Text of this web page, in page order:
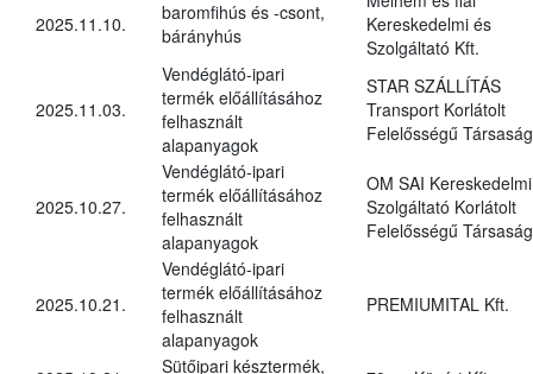
2025.11.10.
baromfihús és -csont,
bárányhús
Kereskedelmi és
Szolgáltató Kft.
2025.11.03.
Vendéglátó-ipari
termék előállításához
felhasznált
alapanyagok
STAR SZÁLLÍTÁS
Transport Korlátolt
Felelősségű Társaság
2025.10.27.
Vendéglátó-ipari
termék előállításához
felhasznált
alapanyagok
OM SAI
Szolgáltató Korlátolt
Felelősségű Társaság
2025.10.21.
Vendéglátó-ipari
termék előállításához
felhasznált
alapanyagok
PREMIUMITAL Kft.
Sütőipari késztermék,